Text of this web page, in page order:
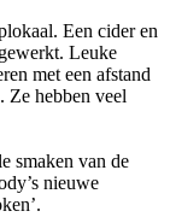
Een cider en
Leuke
met een afstand
Ze hebben veel
smaken van de
nieuwe